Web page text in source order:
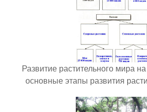
Развитие растительного мира
основные этапы развития